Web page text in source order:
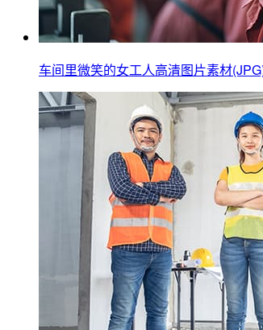
车间里微笑的女工人高清图片素材